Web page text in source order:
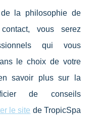
la philosophie de
vous serez
qui vous
le choix de votre
savoir plus sur la
de conseils
le site de TropicSpa